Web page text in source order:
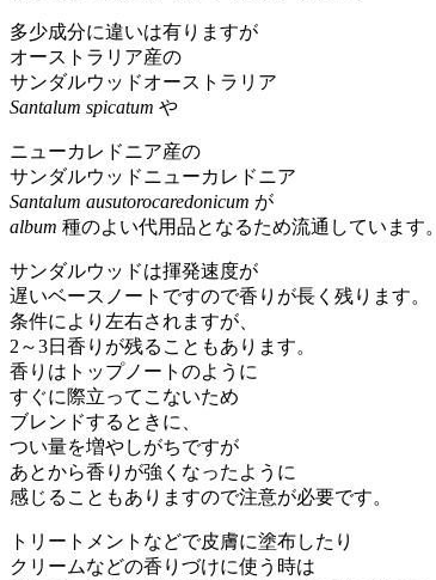
多少成分に違いは有りますが
オーストラリア産の
サンダルウッドオーストラリア
Santalum spicatum や
ニューカレドニア産の
サンダルウッドニューカレドニア
Santalum ausutorocaredonicum が
album 種のよい代用品となるため流通しています。
サンダルウッドは揮発速度が
遅いベースノートですので香りが長く残ります。
条件により左右されますが、
2～3日香りが残ることもあります。
香りはトップノートのように
すぐに際立ってこないため
ブレンドするときに、
つい量を増やしがちですが
あとから香りが強くなったように
感じることもありますので注意が必要です。
トリートメントなどで皮膚に塗布したり
クリームなどの香りづけに使う時は